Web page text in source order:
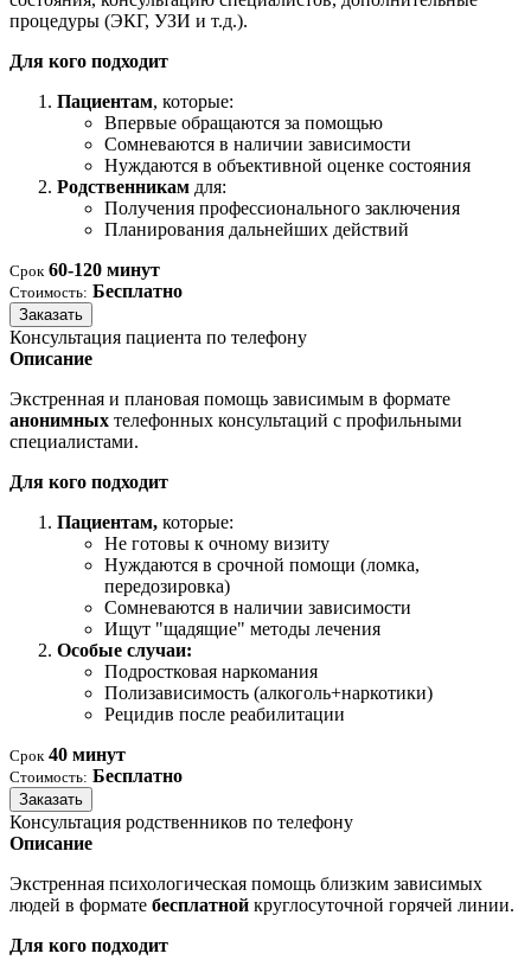
процедуры (ЭКГ, УЗИ и т.д.).
Для кого подходит
Пациентам, которые:
Впервые обращаются за помощью
Сомневаются в наличии зависимости
Нуждаются в объективной оценке состояния
Родственникам для:
Получения профессионального заключения
Планирования дальнейших действий
Срок 60-120 минут
Стоимость: Бесплатно
Заказать
Консультация пациента по телефону
Описание
Экстренная и плановая помощь зависимым в формате
анонимных телефонных консультаций с профильными
специалистами.
Для кого подходит
Пациентам, которые:
Не готовы к очному визиту
Нуждаются в срочной помощи (ломка,
передозировка)
Сомневаются в наличии зависимости
Ищут "щадящие" методы лечения
Особые случаи:
Подростковая наркомания
Полизависимость (алкоголь+наркотики)
Рецидив после реабилитации
Срок 40 минут
Стоимость: Бесплатно
Заказать
Консультация родственников по телефону
Описание
Экстренная психологическая помощь близким зависимых
людей в формате бесплатной круглосуточной горячей линии.
Для кого подходит